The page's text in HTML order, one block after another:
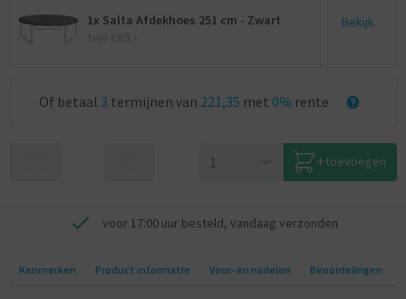
1x Salta Afdekhoes 251 cm - Zwart
Bekijk
Of betaal 3 termijnen van 221,35 met 0% rente
toevoegen
voor 17:00 uur besteld, vandaag verzonden
Kenmerken Product informatie Voor- en nadelen Beoordelingen